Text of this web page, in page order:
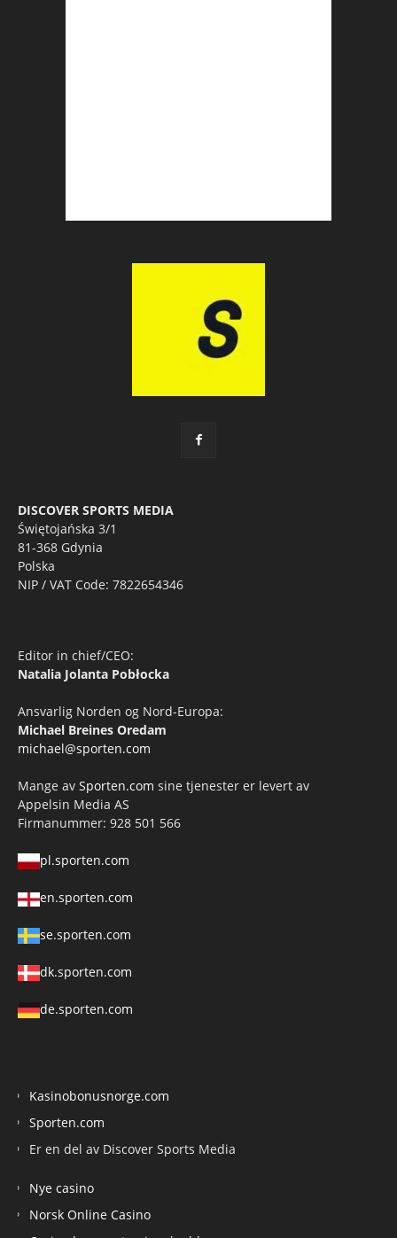
DISCOVER SPORTS MEDIA
Świętojańska 3/1
81-368 Gdynia
Polska
NIP / VAT Code: 7822654346
Editor in chief/CEO:
Natalia Jolanta Pobłocka
Ansvarlig Norden og Nord-Europa:
Michael Breines Oredam
michael@sporten.com
Mange av Sporten.com sine tjenester er levert av
Appelsin Media AS
Firmanummer: 928 501 566
pl.sporten.com
en.sporten.com
se.sporten.com
dk.sporten.com
de.sporten.com
Kasinobonusnorge.com
Sporten.com
Er en del av Discover Sports Media
Nye casino
Norsk Online Casino